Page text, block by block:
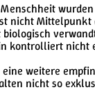
nicht Mittelpunkt
kontrolliert
weitere
nicht so